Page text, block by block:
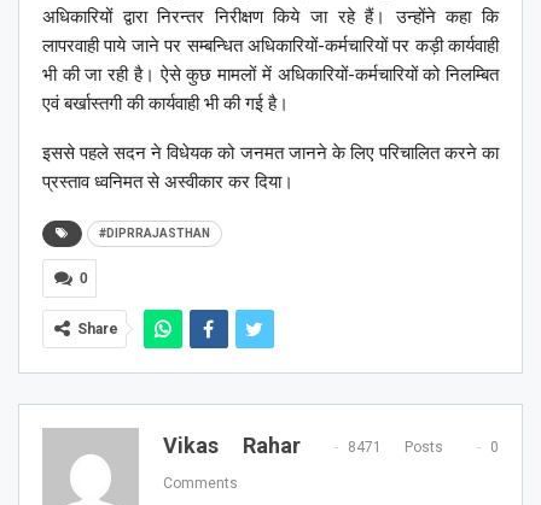
अधिकारियों द्वारा निरन्तर निरीक्षण किये जा रहे हैं। उन्होंने कहा कि
लापरवाही पाये जाने पर सम्बन्धित अधिकारियों-कर्मचारियों पर कड़ी कार्यवाही
भी की जा रही है। ऐसे कुछ मामलों में अधिकारियों-कर्मचारियों को निलम्बित
एवं बर्खास्तगी की कार्यवाही भी की गई है।
इससे पहले सदन ने विधेयक को जनमत जानने के लिए परिचालित करने का
प्रस्ताव ध्वनिमत से अस्वीकार कर दिया।
#DIPRRAJASTHAN
0
Share
Vikas Rahar 8471 Posts 0
Comments